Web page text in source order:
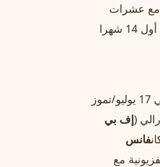
مع عشرات
المطلعين داخل الإدارة، ويُكشف عن تفاصيل غير مسبوقة من داخل البيت الأبيض خلال أول 14 شهرا
بحسب الكتاب، فإن هناك خلافات حادة داخل البيت الأبيض، خاصة بعد اجتماع عاصف في 17 يوليو/تموز
(إف بي
فانس
مع